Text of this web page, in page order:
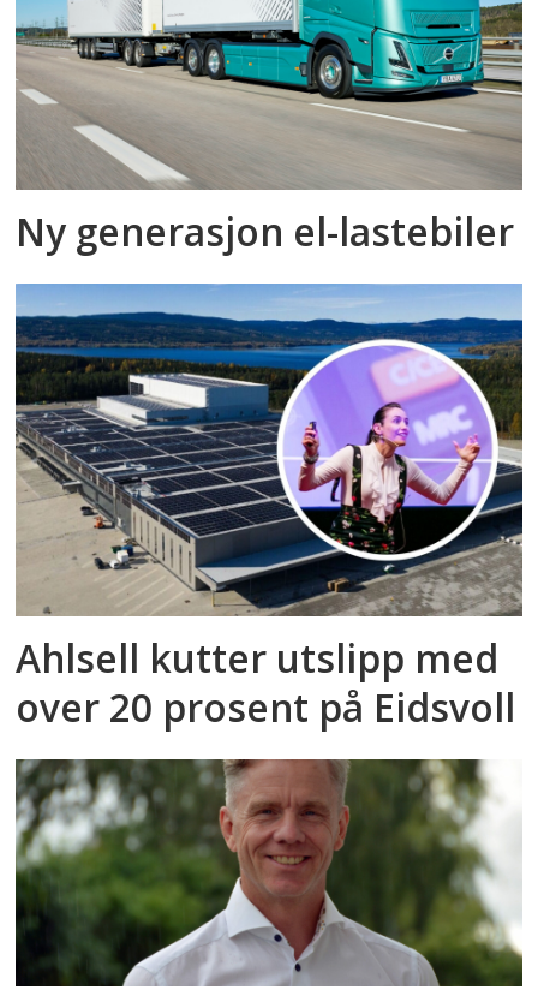
Ny generasjon el-lastebiler
Ahlsell kutter utslipp med
over 20 prosent på Eidsvoll